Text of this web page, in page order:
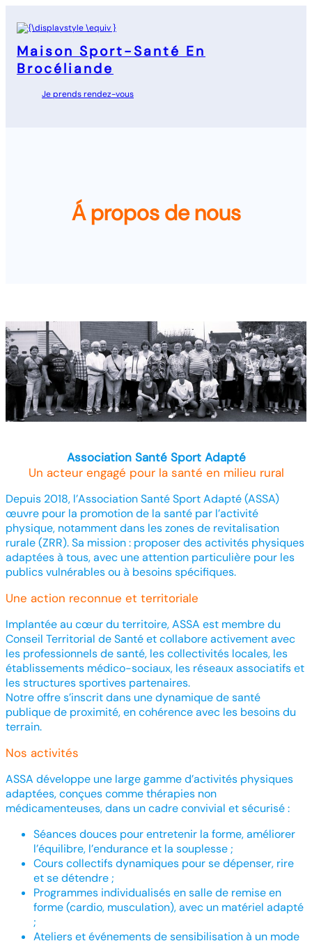
au
Maison Sport-Santé En
Brocéliande
Je prends rendez-vous
Á propos de nous
Association Santé Sport Adapté
Un acteur engagé pour la santé en milieu rural
Depuis 2018, l’Association Santé Sport Adapté (ASSA)
œuvre pour la promotion de la santé par l’activité
physique, notamment dans les zones de revitalisation
rurale (ZRR). Sa mission : proposer des activités physiques
adaptées à tous, avec une attention particulière pour les
publics vulnérables ou à besoins spécifiques.
Une action reconnue et territoriale
Implantée au cœur du territoire, ASSA est membre du
Conseil Territorial de Santé et collabore activement avec
les professionnels de santé, les collectivités locales, les
établissements médico-sociaux, les réseaux associatifs et
les structures sportives partenaires.
Notre offre s’inscrit dans une dynamique de santé
publique de proximité, en cohérence avec les besoins du
terrain.
Nos activités
ASSA développe une large gamme d’activités physiques
adaptées, conçues comme thérapies non
médicamenteuses, dans un cadre convivial et sécurisé :
Séances douces pour entretenir la forme, améliorer
l’équilibre, l’endurance et la souplesse ;
Cours collectifs dynamiques pour se dépenser, rire
et se détendre ;
Programmes individualisés en salle de remise en
forme (cardio, musculation), avec un matériel adapté
;
Ateliers et événements de sensibilisation à un mode